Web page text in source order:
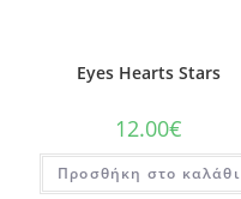
Eyes Hearts Stars
12.00€
Προσθήκη στο καλάθι